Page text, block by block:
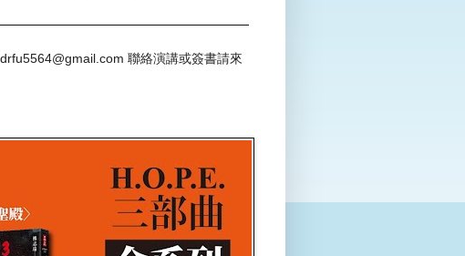
聯絡演講或簽書請來